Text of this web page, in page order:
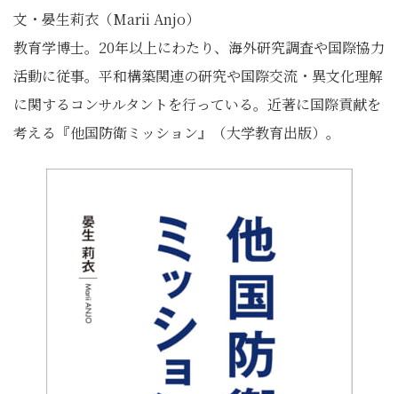
文・晏生莉衣（Marii Anjo）
教育学博士。20年以上にわたり、海外研究調査や国際協力
活動に従事。平和構築関連の研究や国際交流・異文化理解
に関するコンサルタントを行っている。近著に国際貢献を
考える『他国防衛ミッション』（大学教育出版）。